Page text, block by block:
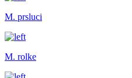
M. prsluci
M. rolke